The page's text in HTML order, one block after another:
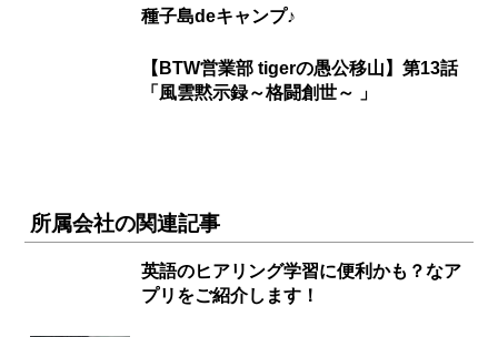
種子島deキャンプ♪
【BTW営業部 tigerの愚公移山】第13話
「風雲黙示録～格闘創世～ 」
所属会社の関連記事
英語のヒアリング学習に便利かも？なア
プリをご紹介します！